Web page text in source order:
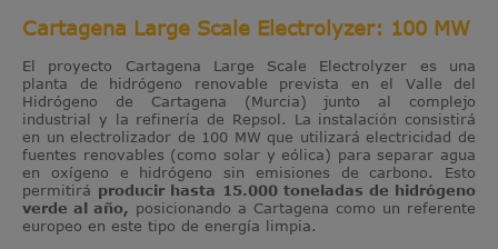
Cartagena Large Scale Electrolyzer: 100 MW
El proyecto Cartagena Large Scale Electrolyzer es una
planta de hidrógeno renovable prevista en el Valle del
Hidrógeno de Cartagena (Murcia) junto al complejo
industrial y la refinería de Repsol. La instalación consistirá
en un electrolizador de 100 MW que utilizará electricidad de
fuentes renovables (como solar y eólica) para separar agua
en oxígeno e hidrógeno sin emisiones de carbono. Esto
permitirá producir hasta 15.000 toneladas de hidrógeno
verde al año, posicionando a Cartagena como un referente
europeo en este tipo de energía limpia.